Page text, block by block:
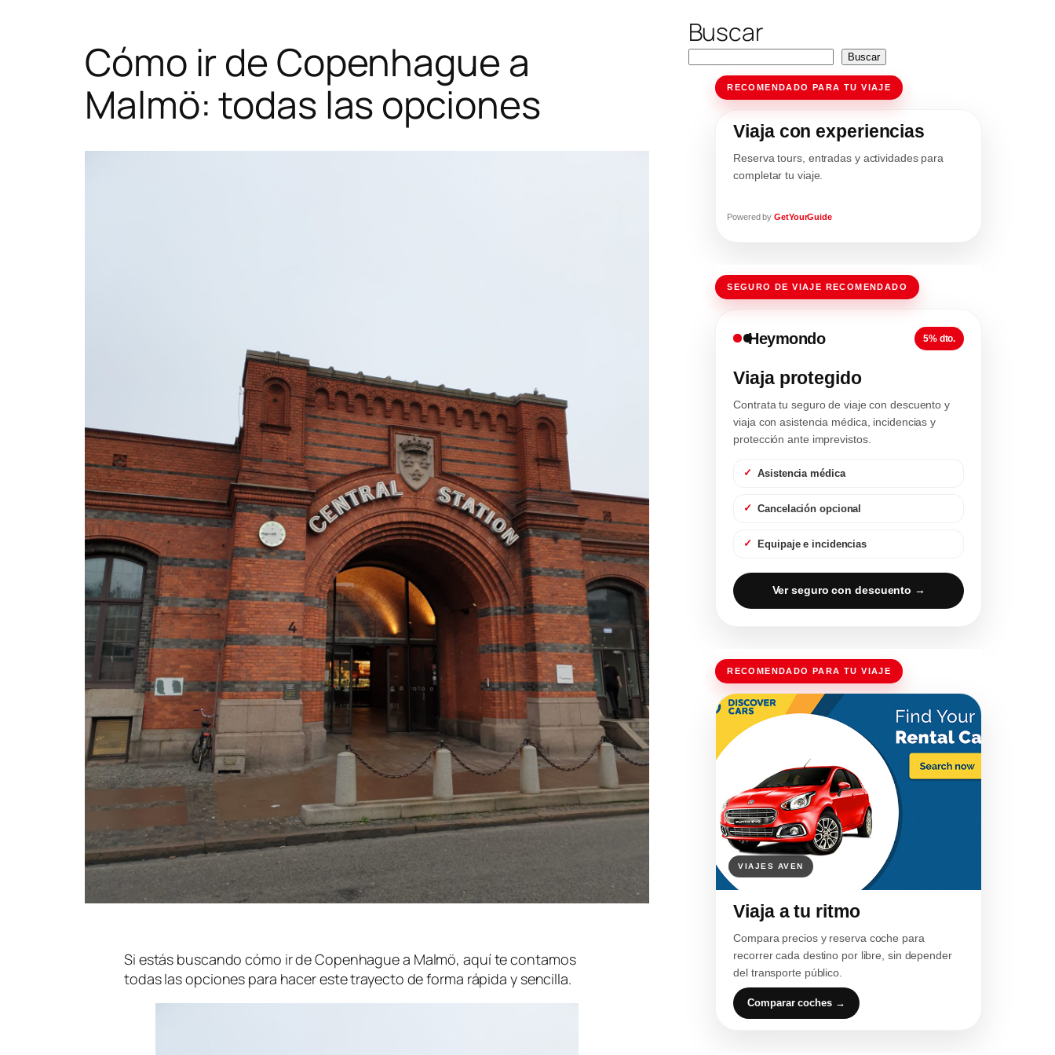
Cómo ir de Copenhague a
Malmö: todas las opciones
Si estás buscando cómo ir de Copenhague a Malmö, aquí te contamos
todas las opciones para hacer este trayecto de forma rápida y sencilla.
Buscar
Buscar
RECOMENDADO PARA TU VIAJE
Viaja con experiencias
Reserva tours, entradas y actividades para
completar tu viaje.
Powered byGetYourGuide
SEGURO DE VIAJE RECOMENDADO
Heymondo 5% dto.
Viaja protegido
Contrata tu seguro de viaje con descuento y
viaja con asistencia médica, incidencias y
protección ante imprevistos.
Asistencia médica
Cancelación opcional
Equipaje e incidencias
Ver seguro con descuento →
RECOMENDADO PARA TU VIAJE
Viaja a tu ritmo
Compara precios y reserva coche para
recorrer cada destino por libre, sin depender
del transporte público.
Comparar coches →